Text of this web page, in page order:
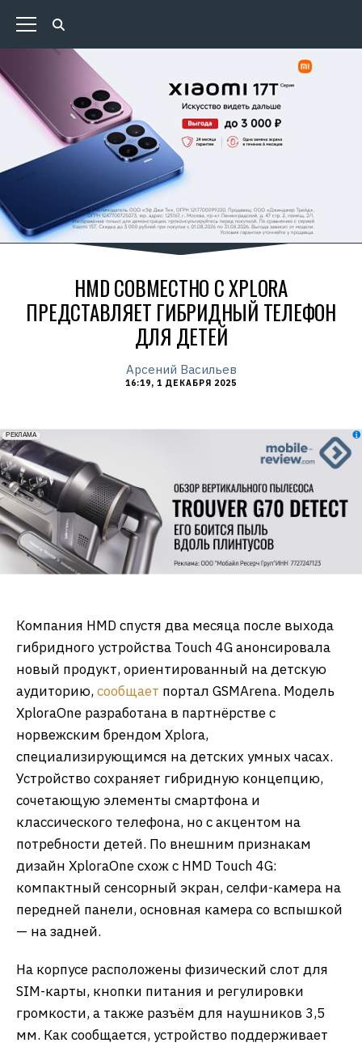
HMD СОВМЕСТНО С XPLORA
ПРЕДСТАВЛЯЕТ ГИБРИДНЫЙ ТЕЛЕФОН
ДЛЯ ДЕТЕЙ
Арсений Васильев
16:19, 1 ДЕКАБРЯ 2025
erid: 2VfnxxmNzs5
РЕКЛАМА
Компания HMD спустя два месяца после выхода
гибридного устройства Touch 4G анонсировала
новый продукт, ориентированный на детскую
аудиторию,сообщает портал GSMArena. Модель
XploraOne разработана в партнёрстве с
норвежским брендом Xplora,
специализирующимся на детских умных часах.
Устройство сохраняет гибридную концепцию,
сочетающую элементы смартфона и
классического телефона, но с акцентом на
потребности детей. По внешним признакам
дизайн XploraOne схож с HMD Touch 4G:
компактный сенсорный экран, селфи-камера на
передней панели, основная камера со вспышкой
— на задней.
На корпусе расположены физический слот для
SIM-карты, кнопки питания и регулировки
громкости, а также разъём для наушников 3,5
мм. Как сообщается, устройство поддерживает